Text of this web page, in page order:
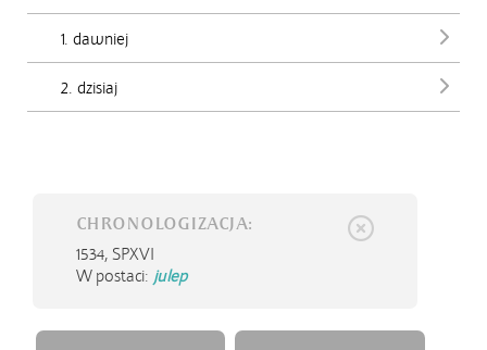
1. dawniej
2. dzisiaj
CHRONOLOGIZACJA:
1534, SPXVI
W postaci: julep